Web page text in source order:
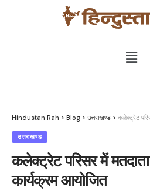
Hindustan Rah > Blog > उत्तराखण्ड > कलेक्ट्रेट
उत्तराखण्ड
कलेक्ट्रेट परिसर में
कार्यक्रम आयोजित